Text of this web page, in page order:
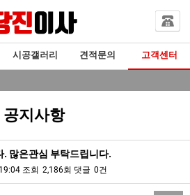
시공갤러리 견적문의 고객센터
공지사항
많은관심 부탁드립니다.
조회 2,186회 댓글 0건